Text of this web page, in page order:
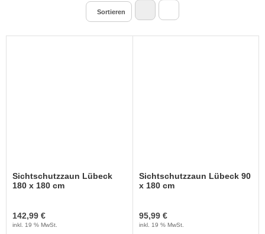
Sortieren
Sichtschutzzaun Lübeck
180 x 180 cm
142,99 €
inkl. 19 % MwSt.
Sichtschutzzaun Lübeck 90
x 180 cm
95,99 €
inkl. 19 % MwSt.